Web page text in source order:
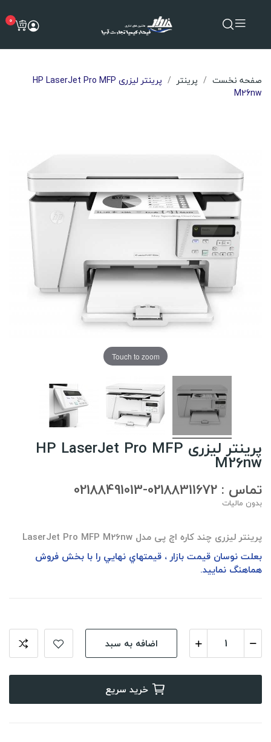
0
صفحه نخست پرینتر
پرینتر لیزری HP LaserJet Pro MFP
M26nw
Touch to zoom
پرینتر لیزری HP LaserJet Pro MFP
M26nw
تماس : 02188311672-02188491013
بدون مالیات
پرینتر لیزری چند کاره اچ پی مدل LaserJet Pro MFP M26nw
‎‏‎بعلت نوسان قيمت بازار ، قيمتهاي نهايي را با بخش فروش
هماهنگ نماييد.
اضافه به سبد
خرید سریع